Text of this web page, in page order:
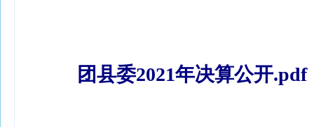
团县委2021年决算公开